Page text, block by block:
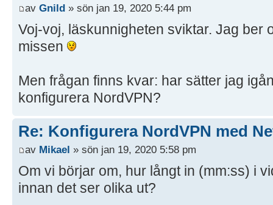
av Gnild » sön jan 19, 2020 5:44 pm
Voj-voj, läskunnigheten sviktar. Jag ber
missen
Men frågan finns kvar: har sätter jag
konfigurera NordVPN?
Re: Konfigurera NordVPN med
av Mikael » sön jan 19, 2020 5:58 pm
Om vi börjar om, hur långt in (mm:ss) i
innan det ser olika ut?